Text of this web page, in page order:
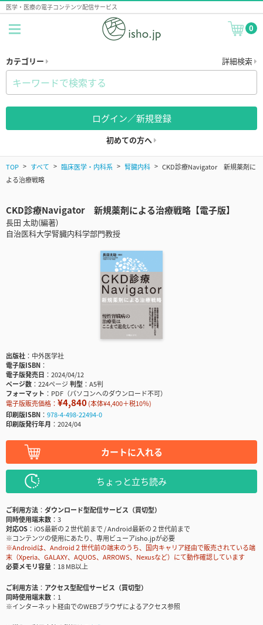
医学・医療の電子コンテンツ配信サービス
0
カテゴリー 詳細検索
ログイン／新規登録
初めての方へ
TOP すべて 臨床医学・内科系 腎臓内科
CKD診療Navigator 新規薬剤に
よる治療戦略
CKD診療Navigator 新規薬剤による治療戦略【電子版】
長田 太助(編著)
自治医科大学腎臓内科学部門教授
出版社
中外医学社
電子版ISBN
電子版発売日
2024/04/12
ページ数
224ページ判型
A5判
フォーマット
PDF（パソコンへのダウンロード不可）
電子版販売価格： ¥4,840(本体¥4,400＋税10％)
印刷版ISBN
978-4-498-22494-0
印刷版発行年月
2024/04
カートに入れる
ちょっと立ち読み
ご利用方法
ダウンロード型配信サービス（買切型）
同時使用端末数
3
対応OS
iOS最新の２世代前まで / Android最新の２世代前まで
※コンテンツの使用にあたり、専用ビューアisho.jpが必要
※Androidは、Android２世代前の端末のうち、国内キャリア経由で販売されている端
末（Xperia、GALAXY、AQUOS、ARROWS、Nexusなど）にて動作確認しています
必要メモリ容量
18 MB以上
ご利用方法
アクセス型配信サービス（買切型）
同時使用端末数
1
※インターネット経由でのWEBブラウザによるアクセス参照